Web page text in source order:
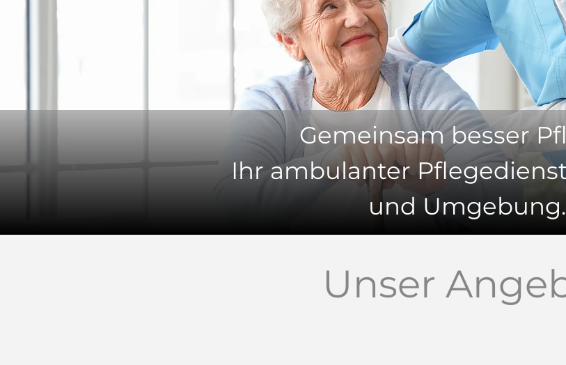
Gemeinsam besser
Ihr ambulanter
und Umgebung.
Unser